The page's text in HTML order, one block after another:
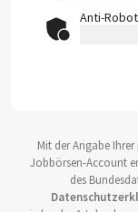
Anti-
Mit der Angabe
Jobbörsen-Account
des